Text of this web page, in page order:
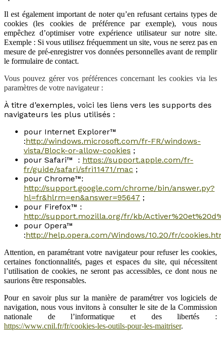
Il est également important de noter qu’en refusant certains types de
cookies (les cookies de préférence par exemple), vous nous
empêchez d’optimiser votre expérience utilisateur sur notre site.
Exemple : Si vous utilisez fréquemment un site, vous ne serez pas en
mesure de pré-enregistrer vos données personnelles avant de remplir
le formulaire de contact.
Vous pouvez gérer vos préférences concernant les cookies via les
paramètres de votre navigateur :
À titre d’exemples, voici les liens vers les supports des
navigateurs les plus utilisés :
pour Internet Explorer™
:http://windows.microsoft.com/fr-FR/windows-
vista/Block-or-allow-cookies ;
pour Safari™ : https://support.apple.com/fr-
fr/guide/safari/sfri11471/mac ;
pour Chrome™:
http://support.google.com/chrome/bin/answer.py?
hl=fr&hlrm=en&answer=95647 ;
pour Firefox™ :
http://support.mozilla.org/fr/kb/
pour Opera™
:http://help.opera.com/Windows/10.20/fr/
Attention, en paramétrant votre navigateur pour refuser les cookies,
certaines fonctionnalités, pages et espaces du site, qui nécessitent
l’utilisation de cookies, ne seront pas accessibles, ce dont nous ne
saurions être responsables.
Pour en savoir plus sur la manière de paramétrer vos logiciels de
navigation, nous vous invitons à consulter le site de la Commission
nationale de l’informatique et des libertés :
https://www.cnil.fr/fr/cookies-les-outils-pour-les-maitriser.